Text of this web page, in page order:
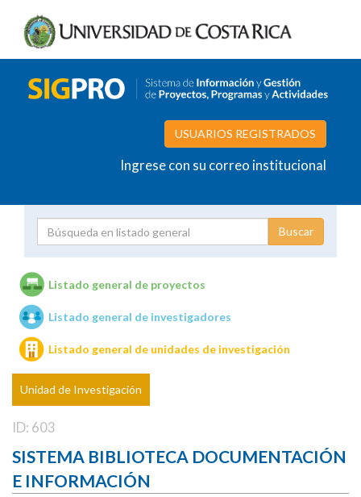
USUARIOS REGISTRADOS
Ingrese con su correo institucional
Unidades de investigación
Listado general de proyectos
Listado general de investigadores
Listado general de unidades de investigación
Unidad de Investigación
ID: 603
SISTEMA BIBLIOTECA DOCUMENTACIÓN
E INFORMACIÓN